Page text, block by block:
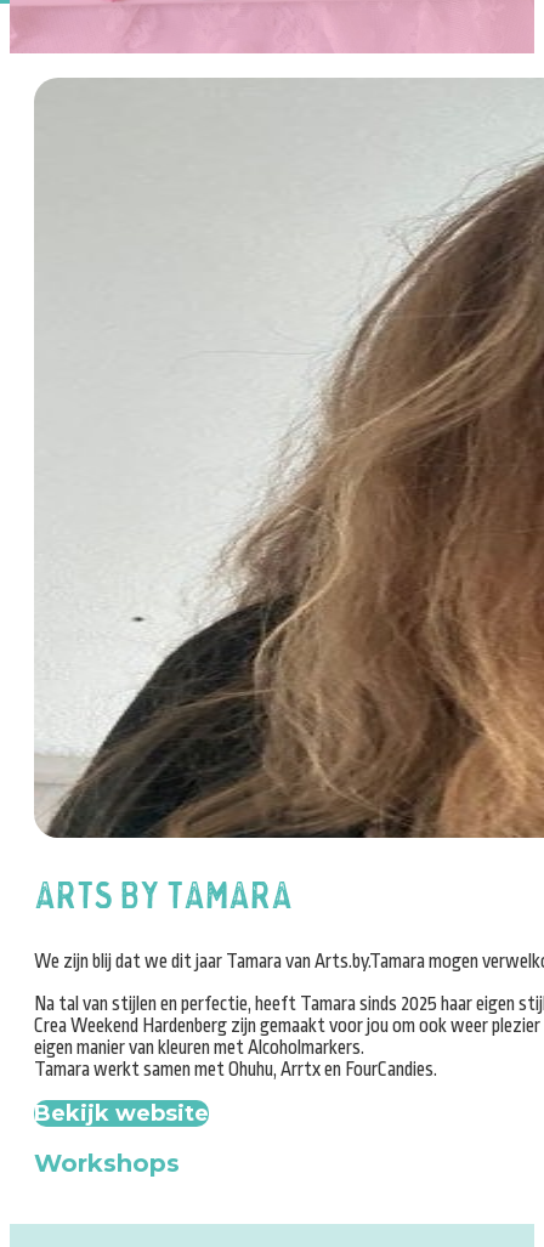
Arts by Tamara
We zijn blij dat we dit jaar Tamara van Arts.by.Tamara mogen
Na tal van stijlen en perfectie, heeft Tamara sinds 2025 haar eigen
Crea Weekend Hardenberg zijn gemaakt voor jou om ook weer
eigen manier van kleuren met Alcoholmarkers.
Tamara werkt samen met Ohuhu, Arrtx en FourCandies.
Bekijk website
Workshops